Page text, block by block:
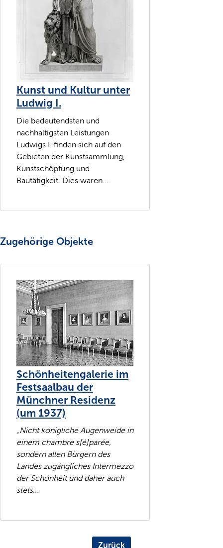
Kunst und Kultur unter
Ludwig I.
Die bedeutendsten und
nachhaltigsten Leistungen
Ludwigs I. finden sich auf den
Gebieten der Kunstsammlung,
Kunstschöpfung und
Bautätigkeit. Dies waren...
Zugehörige Objekte
Schönheitengalerie im
Festsaalbau der
Münchner Residenz
(um 1937)
„Nicht königliche Augenweide in
einem chambre s[é]parée,
sondern allen Bürgern des
Landes zugängliches Intermezzo
der Schönheit und daher auch
stets...
Zurück